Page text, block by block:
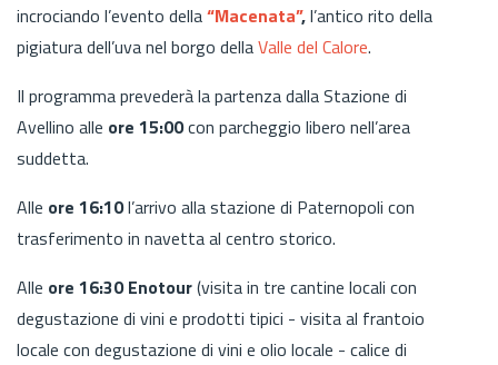
incrociando l’evento della“Macenata”,l’antico rito della
pigiatura dell’uva nel borgo dellaValle del Calore.
Il programma prevederà la partenza dalla Stazione di
Avellino alle ore 15:00con parcheggio libero nell’area
suddetta.
Alle ore 16:10l’arrivo alla stazione di Paternopoli con
trasferimento in navetta al centro storico.
Alle ore 16:30 Enotour(visita in tre cantine locali con
degustazione di vini e prodotti tipici - visita al frantoio
locale con degustazione di vini e olio locale - calice di